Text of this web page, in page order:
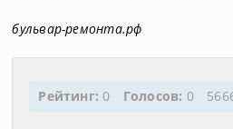
бульвар-ремонта.рф
Рейтинг:0 Голосов: 0